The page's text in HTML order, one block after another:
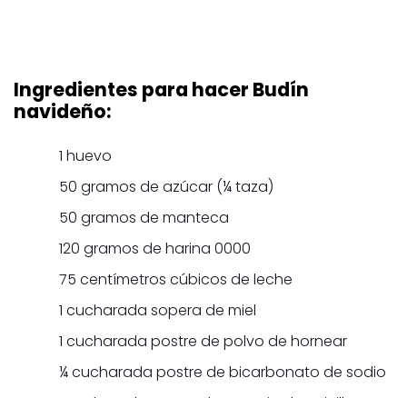
Ingredientes para hacer Budín
navideño:
1 huevo
50 gramos de azúcar (¼ taza)
50 gramos de manteca
120 gramos de harina 0000
75 centímetros cúbicos de leche
1 cucharada sopera de miel
1 cucharada postre de polvo de hornear
¼ cucharada postre de bicarbonato de sodio